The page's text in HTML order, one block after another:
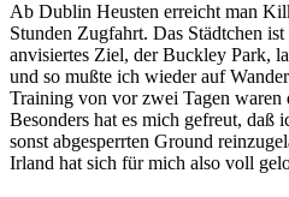
Ab Dublin Heusten erreicht man
Stunden Zugfahrt. Das Städtchen
anvisiertes Ziel, der Buckley Park,
und so mußte ich wieder auf
Training von vor zwei Tagen waren
Besonders hat es mich gefreut,
sonst abgesperrten Ground
Irland hat sich für mich also voll